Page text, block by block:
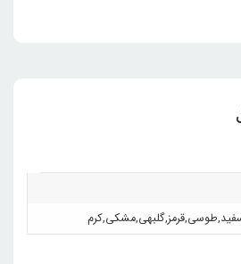
,طوسی,قرمز,گلبهی,مشکی,کرم